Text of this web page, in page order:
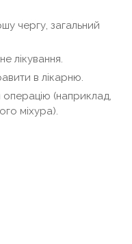
чергу, загальний
лікування.
в лікарню.
(наприклад,
міхура).